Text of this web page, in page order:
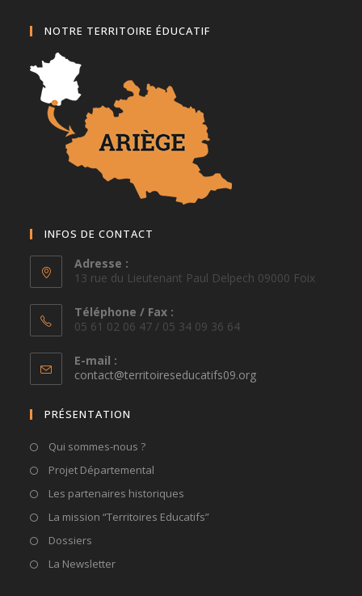
NOTRE TERRITOIRE ÉDUCATIF
INFOS DE CONTACT
Adresse :
13 rue du Lieutenant Paul Delpech 09000 Foix
Téléphone / Fax :
05 61 02 06 47 / 05 34 09 36 64
E-mail :
contact@territoireseducatifs09.orgS’ouvre
PRÉSENTATION
Qui sommes-nous ?
Projet Départemental
Les partenaires historiques
La mission “Territoires Educatifs”
Dossiers
La Newsletter